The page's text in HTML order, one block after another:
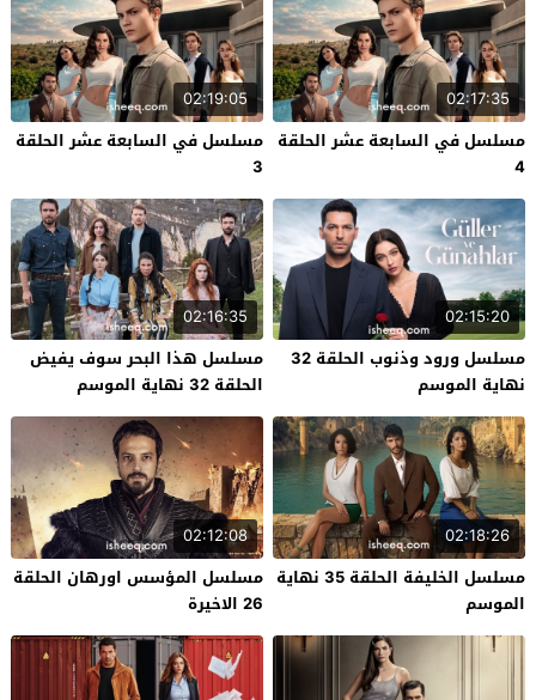
02:17:35
مسلسل في السابعة عشر الحلقة
4
02:19:05
مسلسل في السابعة عشر الحلقة
3
02:15:20
مسلسل ورود وذنوب الحلقة 32
نهاية الموسم
02:16:35
مسلسل هذا البحر سوف يفيض
الحلقة 32 نهاية الموسم
02:18:26
مسلسل الخليفة الحلقة 35 نهاية
الموسم
02:12:08
مسلسل المؤسس اورهان الحلقة
26 الاخيرة